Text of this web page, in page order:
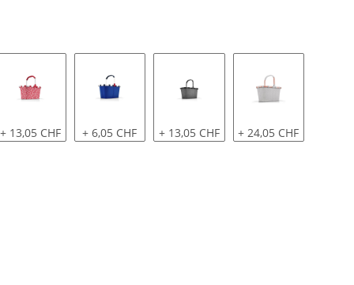
+ 13,05 CHF + 6,05 CHF + 13,05 CHF + 24,05 CHF